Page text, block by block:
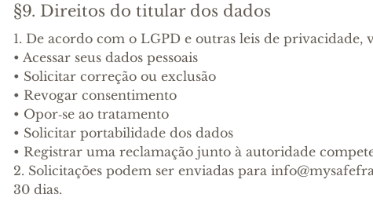
§9. Direitos do titular dos dados
1. De acordo com o LGPD e outras leis de privacidade,
• Acessar seus dados pessoais
• Solicitar correção ou exclusão
• Revogar consentimento
• Opor‑se ao tratamento
• Solicitar portabilidade dos dados
• Registrar uma reclamação junto à autoridade
2. Solicitações podem ser enviadas para
30 dias.